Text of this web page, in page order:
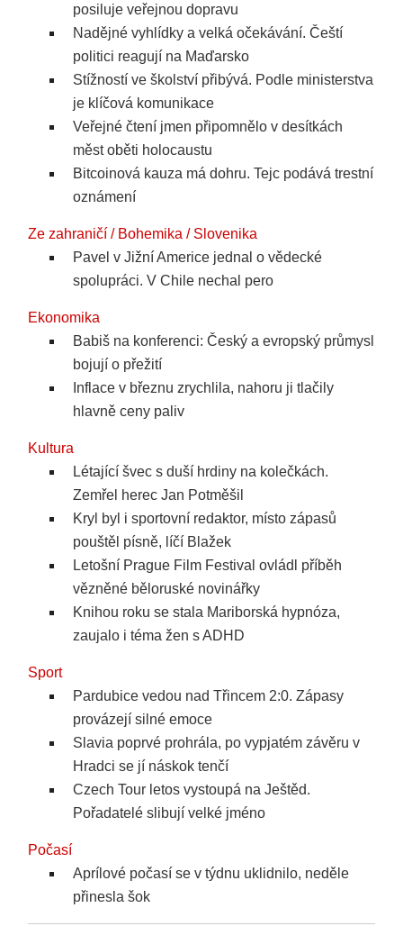
posiluje veřejnou dopravu
Nadějné vyhlídky a velká očekávání. Čeští
politici reagují na Maďarsko
Stížností ve školství přibývá. Podle ministerstva
je klíčová komunikace
Veřejné čtení jmen připomnělo v desítkách
měst oběti holocaustu
Bitcoinová kauza má dohru. Tejc podává trestní
oznámení
Ze zahraničí / Bohemika / Slovenika
Pavel v Jižní Americe jednal o vědecké
spolupráci. V Chile nechal pero
Ekonomika
Babiš na konferenci: Český a evropský průmysl
bojují o přežití
Inflace v březnu zrychlila, nahoru ji tlačily
hlavně ceny paliv
Kultura
Létající švec s duší hrdiny na kolečkách.
Zemřel herec Jan Potměšil
Kryl byl i sportovní redaktor, místo zápasů
pouštěl písně, líčí Blažek
Letošní Prague Film Festival ovládl příběh
vězněné běloruské novinářky
Knihou roku se stala Mariborská hypnóza,
zaujalo i téma žen s ADHD
Sport
Pardubice vedou nad Třincem 2:0. Zápasy
provázejí silné emoce
Slavia poprvé prohrála, po vypjatém závěru v
Hradci se jí náskok tenčí
Czech Tour letos vystoupá na Ještěd.
Pořadatelé slibují velké jméno
Počasí
Aprílové počasí se v týdnu uklidnilo, neděle
přinesla šok